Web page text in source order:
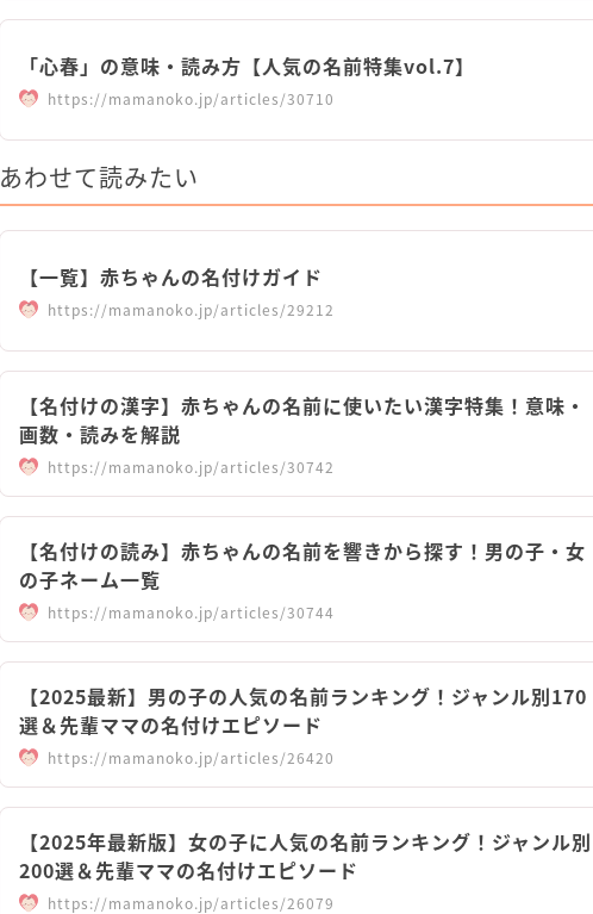
「心春」の意味・読み方【人気の名前特集vol.7】
https://mamanoko.jp/articles/30710
あわせて読みたい
【一覧】赤ちゃんの名付けガイド
https://mamanoko.jp/articles/29212
【名付けの漢字】赤ちゃんの名前に使いたい漢字特集！意味・
画数・読みを解説
https://mamanoko.jp/articles/30742
【名付けの読み】赤ちゃんの名前を響きから探す！男の子・女
の子ネーム一覧
https://mamanoko.jp/articles/30744
【2025最新】男の子の人気の名前ランキング！ジャンル別170
選＆先輩ママの名付けエピソード
https://mamanoko.jp/articles/26420
【2025年最新版】女の子に人気の名前ランキング！ジャンル別
200選＆先輩ママの名付けエピソード
https://mamanoko.jp/articles/26079